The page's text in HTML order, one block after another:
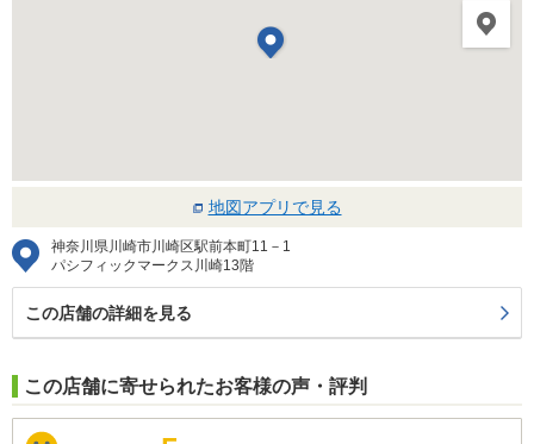
地図アプリで見る
神奈川県川崎市川崎区駅前本町11－1
パシフィックマークス川崎13階
この店舗の詳細を見る
この店舗に寄せられたお客様の声・評判